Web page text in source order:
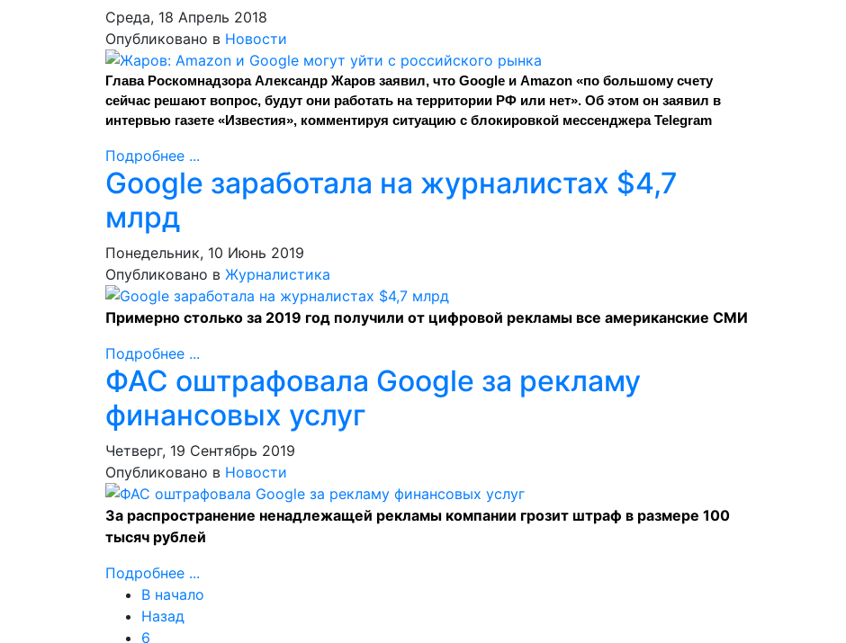
Среда, 18 Апрель 2018
Опубликовано в Новости
Глава Роскомнадзора Александр Жаров заявил, что Google и Amazon «по большому счету
сейчас решают вопрос, будут они работать на территории РФ или нет». Об этом он заявил в
интервью газете «Известия», комментируя ситуацию с блокировкой мессенджера Telegram
Подробнее ...
Google заработала на журналистах $4,7
млрд
Понедельник, 10 Июнь 2019
Опубликовано в Журналистика
Примерно столько за 2019 год получили от цифровой рекламы все американские СМИ
Подробнее ...
ФАС оштрафовала Google за рекламу
финансовых услуг
Четверг, 19 Сентябрь 2019
Опубликовано в Новости
За распространение ненадлежащей рекламы компании грозит штраф в размере 100
тысяч рублей
Подробнее ...
В начало
Назад
6